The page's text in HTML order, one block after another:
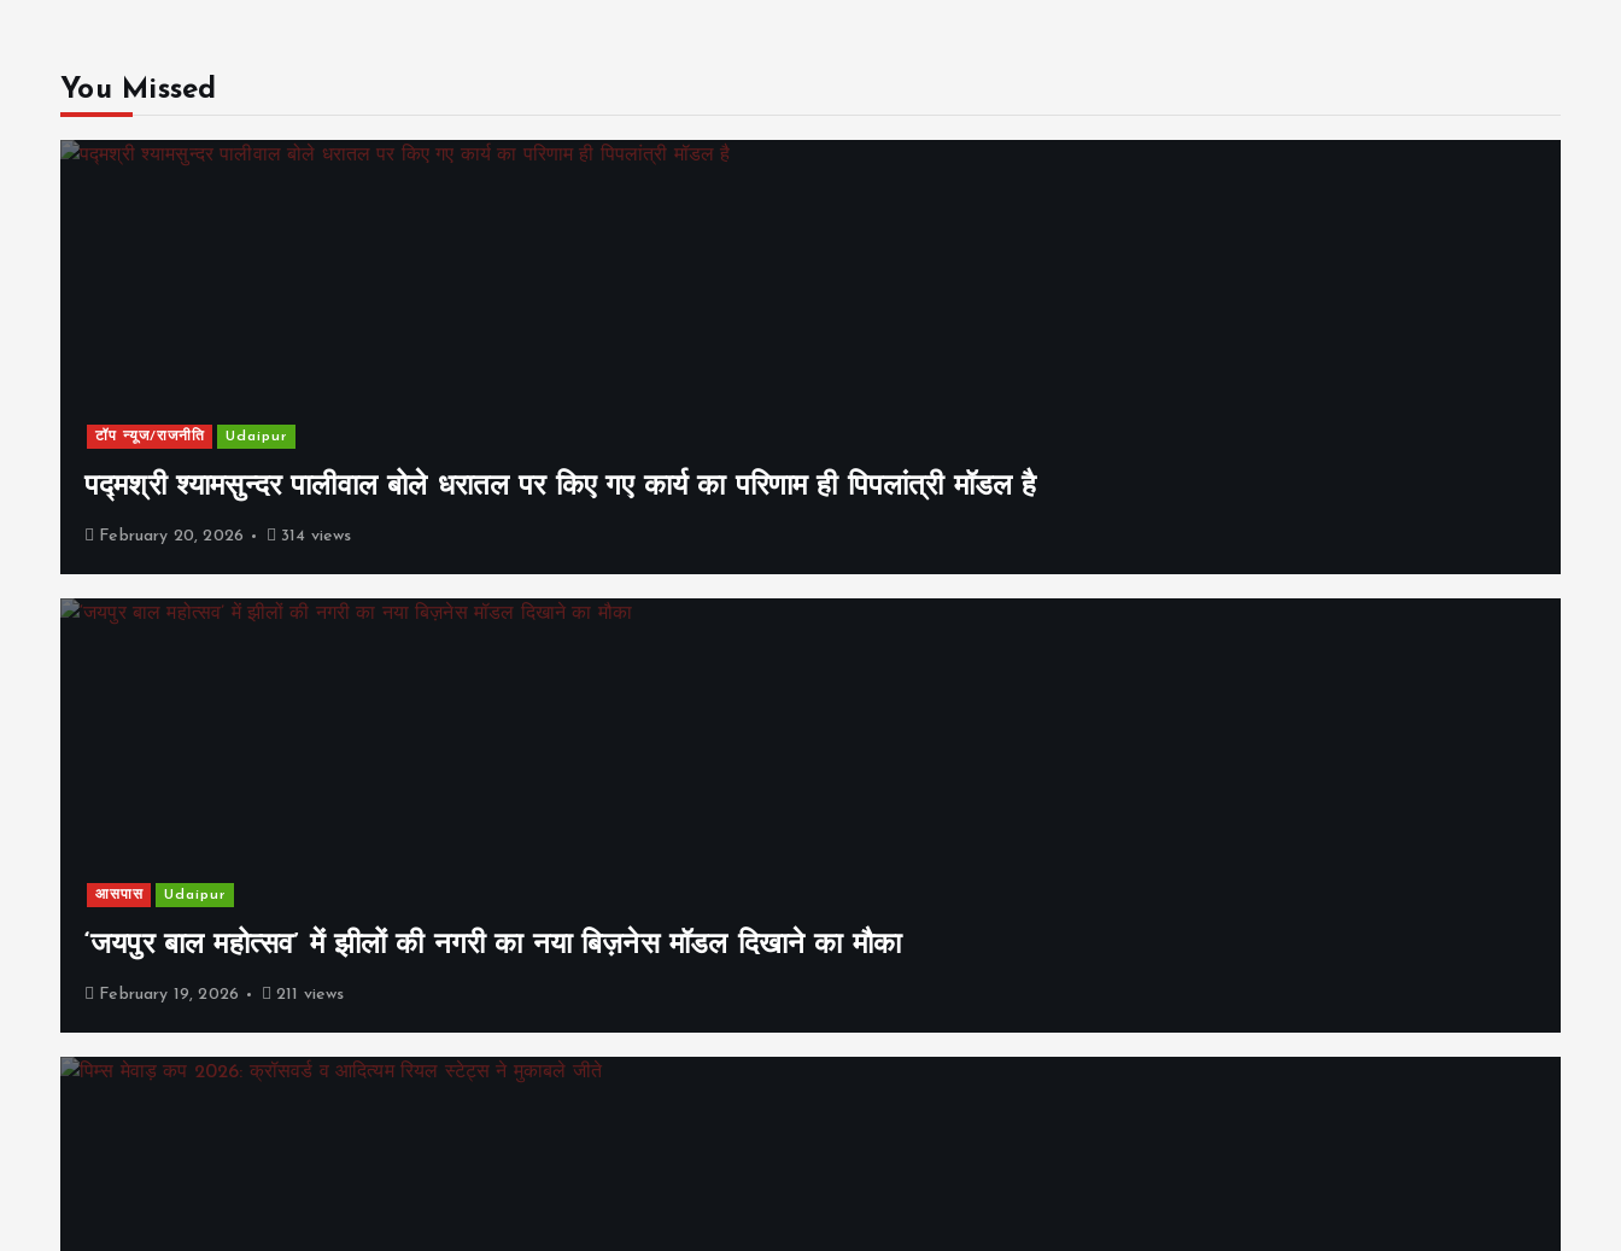
You Missed
टॉप न्यूज/राजनीति Udaipur
पद्मश्री श्यामसुन्दर पालीवाल बोले धरातल पर किए गए कार्य का परिणाम ही पिपलांत्री मॉडल है
February 20, 2026 314 views
आसपास Udaipur
‘जयपुर बाल महोत्सव’ में झीलों की नगरी का नया बिज़नेस मॉडल दिखाने का मौका
February 19, 2026 211 views